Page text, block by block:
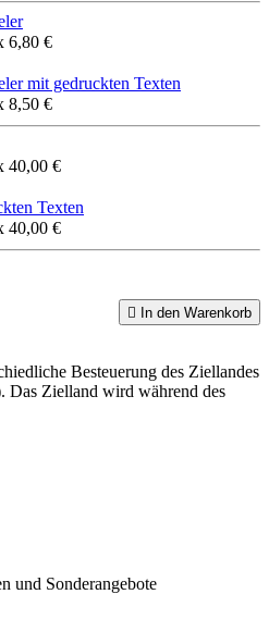
6,80 €
mit gedruckten Texten
8,50 €
40,00 €
Texten
40,00 €
 In den Warenkorb
Besteuerung des Ziellandes
Das Zielland wird während des
und Sonderangebote